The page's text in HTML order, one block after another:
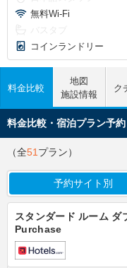
無料Wi-Fi
コインランドリー
料金比較
地図
施設情報
ク
料金比較・宿泊プラン予約
（全51 プラン）
予約サイト別
スタンダード ルーム
Purchase